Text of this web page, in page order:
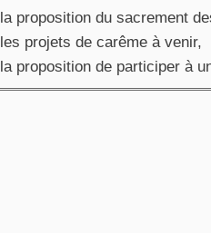
la proposition du sacrement
les projets de carême à venir,
la proposition de participer à